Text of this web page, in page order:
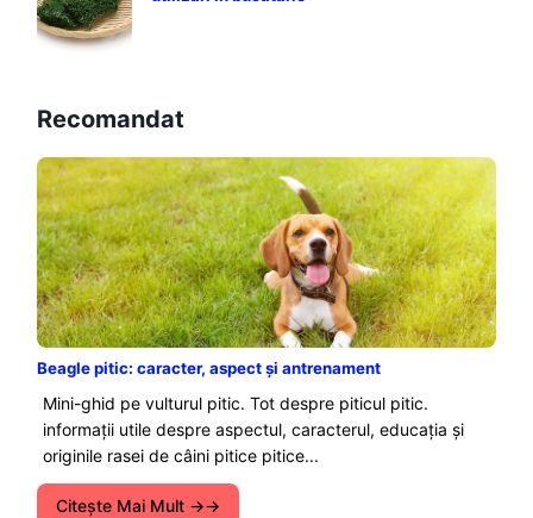
Recomandat
Beagle pitic: caracter, aspect și antrenament
Mini-ghid pe vulturul pitic. Tot despre piticul pitic.
informații utile despre aspectul, caracterul, educația și
originile rasei de câini pitice pitice...
Citeşte Mai Mult →